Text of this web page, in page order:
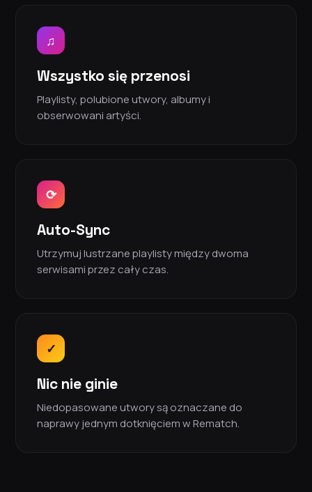
♫
Wszystko się przenosi
Playlisty, polubione utwory, albumy i
obserwowani artyści.
⟳
Auto-Sync
Utrzymuj lustrzane playlisty między dwoma
serwisami przez cały czas.
✓
Nic nie ginie
Niedopasowane utwory są oznaczane do
naprawy jednym dotknięciem w Rematch.